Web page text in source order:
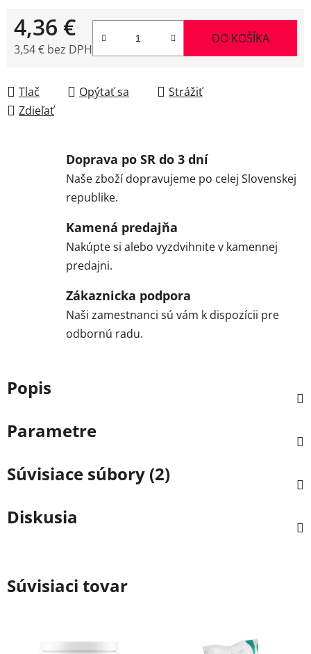
4,36 €
3,54 € bez DPH
DO KOŠÍKA
Tlač Opýtať sa
Strážiť
Zdieľať
Doprava po SR do 3 dní
Naše zboží dopravujeme po celej Slovenskej
republike.
Kamená predajňa
Nakúpte si alebo vyzdvihnite v kamennej
predajni.
Zákaznicka podpora
Naši zamestnanci sú vám k dispozícii pre
odbornú radu.
Popis
Parametre
Súvisiace súbory (2)
Diskusia
Súvisiaci tovar